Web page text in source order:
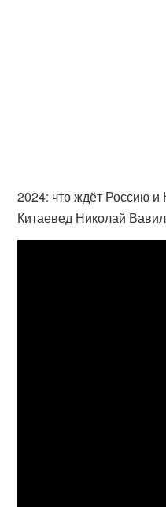
2024: что ждёт Россию и
Китаевед Николай